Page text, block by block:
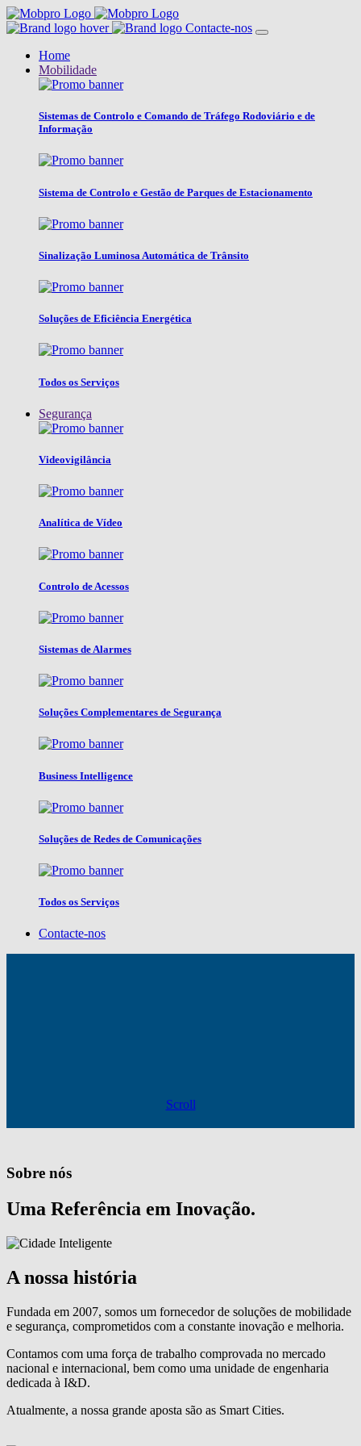
Contacte-nos
Home
Mobilidade
Sistemas de Controlo e Comando de Tráfego Rodoviário e de
Informação
Sistema de Controlo e Gestão de Parques de Estacionamento
Sinalização Luminosa Automática de Trânsito
Soluções de Eficiência Energética
Todos os Serviços
Segurança
Videovigilância
Analítica de Vídeo
Controlo de Acessos
Sistemas de Alarmes
Soluções Complementares de Segurança
Business Intelligence
Soluções de Redes de Comunicações
Todos os Serviços
Contacte-nos
Scroll
Sobre nós
Uma Referência em Inovação.
A nossa história
Fundada em 2007, somos um fornecedor de soluções de mobilidade
e segurança, comprometidos com a constante inovação e melhoria.
Contamos com uma força de trabalho comprovada no mercado
nacional e internacional, bem como uma unidade de engenharia
dedicada à I&D.
Atualmente, a nossa grande aposta são as Smart Cities.